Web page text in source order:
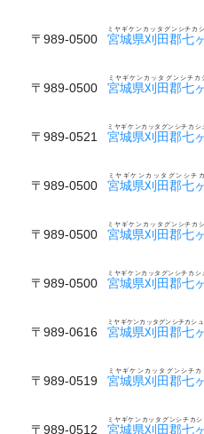
〒989-0500 宮城県刈田郡七
ミヤギケンカッタグンシチカ
〒989-0500 宮城県刈田郡七
ミヤギケンカッタグンシチ
〒989-0521 宮城県刈田郡七
ミヤギケンカッタグンシチカシ
〒989-0500 宮城県刈田郡七
ミヤギケンカッタグンシチ
〒989-0500 宮城県刈田郡七
ミヤギケンカッタグンシチカ
〒989-0500 宮城県刈田郡七
ミヤギケンカッタグンシチカシ
〒989-0616 宮城県刈田郡七
ミヤギケンカッタグンシチカシ
〒989-0519 宮城県刈田郡七
ミヤギケンカッタグンシチ
〒989-0512 宮城県刈田郡七
ミヤギケンカッタグンシチカシ